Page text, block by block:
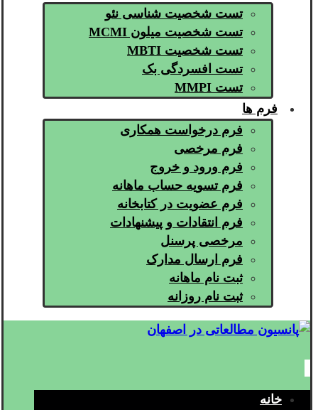
تست شخصیت شناسی نئو
تست شخصیت میلون MCMI
تست شخصیت MBTI
تست افسردگی بک
تست MMPI
فرم ها
فرم درخواست همکاری
فرم مرخصی
فرم ورود و خروج
فرم تسویه حساب ماهانه
فرم عضویت در کتابخانه
فرم انتقادات و پیشنهادات
مرخصی پرسنل
فرم ارسال مدارک
ثبت نام ماهانه
ثبت نام روزانه
خانه